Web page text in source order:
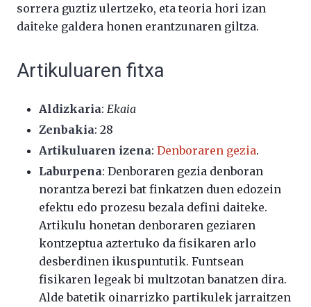
sorrera guztiz ulertzeko, eta teoria hori izan
daiteke galdera honen erantzunaren giltza.
Artikuluaren fitxa
Aldizkaria: Ekaia
Zenbakia: 28
Artikuluaren izena: Denboraren gezia.
Laburpena: Denboraren gezia denboran
norantza berezi bat finkatzen duen edozein
efektu edo prozesu bezala defini daiteke.
Artikulu honetan denboraren geziaren
kontzeptua aztertuko da fisikaren arlo
desberdinen ikuspuntutik. Funtsean
fisikaren legeak bi multzotan banatzen dira.
Alde batetik oinarrizko partikulek jarraitzen